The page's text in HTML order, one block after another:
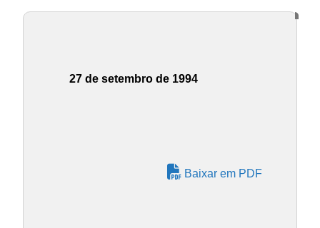
27 de setembro de 1994
Baixar em PDF